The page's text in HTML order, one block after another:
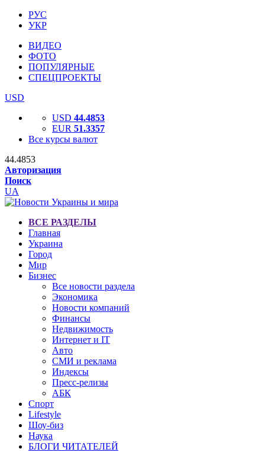
РУС
УКР
ВИДЕО
ФОТО
ПОПУЛЯРНЫЕ
СПЕЦПРОЕКТЫ
USD
USD 44.4853
EUR 51.3357
Все курсы валют
44.4853
Авторизация
Поиск
UA
ВСЕ РАЗДЕЛЫ
Главная
Украина
Город
Мир
Бизнес
Все новости раздела
Экономика
Новости компаний
Финансы
Недвижимость
Интернет и IT
Авто
СМИ и реклама
Индексы
Пресс-релизы
АБК
Спорт
Lifestyle
Шоу-биз
Наука
БЛОГИ ЧИТАТЕЛЕЙ